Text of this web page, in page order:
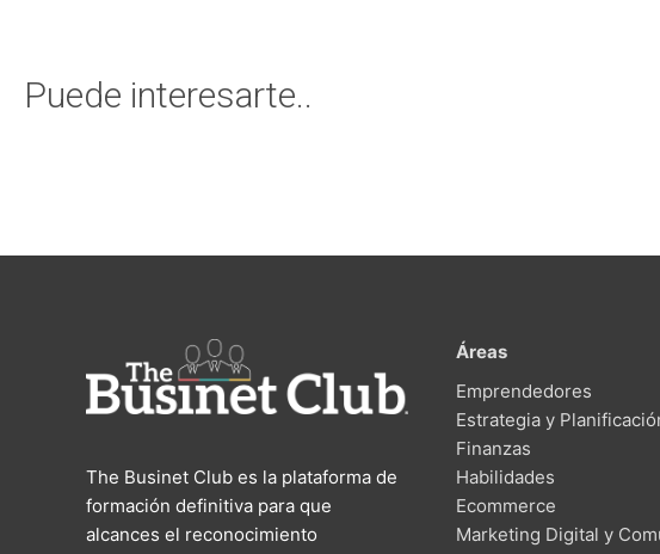
Puede interesarte..
The Businet Club es la plataforma de
formación definitiva para que
alcances el reconocimiento
Áreas
Emprendedores
Estrategia y
Finanzas
Habilidades
Ecommerce
Marketing Digital y